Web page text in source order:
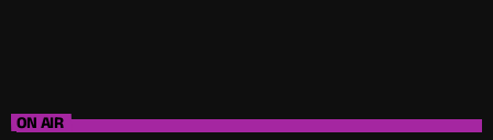
ON AIR